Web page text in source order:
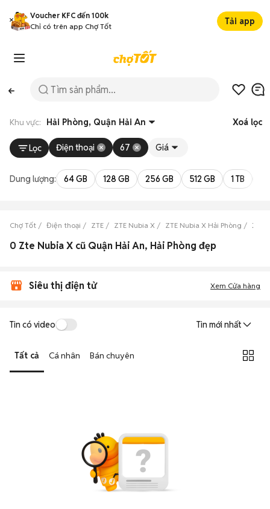
Voucher KFC đến 100k
Chỉ có trên app Chợ Tốt
Tải app
Khu vực: Hải Phòng, Quận Hải An Xoá lọc
Lọc Điện thoại 67 Giá
Dung lượng: 64 GB 128 GB 256 GB 512 GB 1 TB
Chợ Tốt Điện thoại ZTE ZTE Nubia X ZTE Nubia X Hải Phòng ZTE
0 Zte Nubia X cũ Quận Hải An, Hải Phòng đẹp
Siêu thị điện tử Xem Cửa hàng
Tin có video Tin mới nhất
Tất cả Cá nhân Bán chuyên